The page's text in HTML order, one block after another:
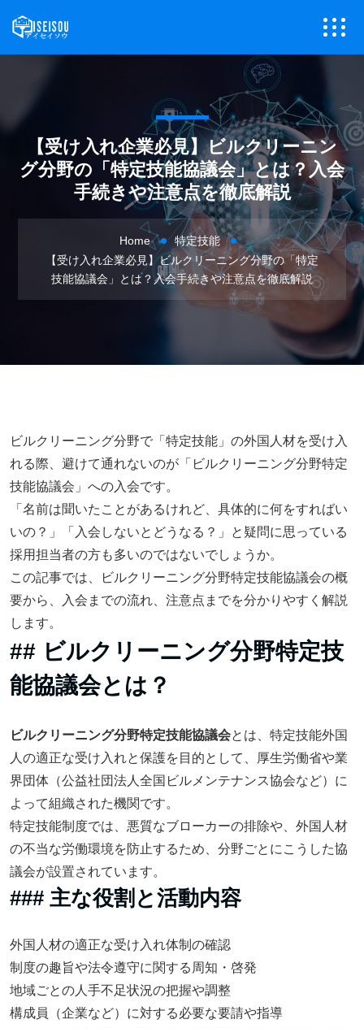
【受け入れ企業必見】ビルクリーニン
グ分野の「特定技能協議会」とは？入会
手続きや注意点を徹底解説
Home
特定技能
【受け入れ企業必見】ビルクリーニング分野の「特定
技能協議会」とは？入会手続きや注意点を徹底解説
ビルクリーニング分野で「特定技能」の外国人材を受け入
れる際、避けて通れないのが「ビルクリーニング分野特定
技能協議会」への入会です。
「名前は聞いたことがあるけれど、具体的に何をすればい
いの？」「入会しないとどうなる？」と疑問に思っている
採用担当者の方も多いのではないでしょうか。
この記事では、ビルクリーニング分野特定技能協議会の概
要から、入会までの流れ、注意点までを分かりやすく解説
します。
## ビルクリーニング分野特定技
能協議会とは？
ビルクリーニング分野特定技能協議会とは、特定技能外国
人の適正な受け入れと保護を目的として、厚生労働省や業
界団体（公益社団法人全国ビルメンテナンス協会など）に
よって組織された機関です。
特定技能制度では、悪質なブローカーの排除や、外国人材
の不当な労働環境を防止するため、分野ごとにこうした協
議会が設置されています。
### 主な役割と活動内容
外国人材の適正な受け入れ体制の確認
制度の趣旨や法令遵守に関する周知・啓発
地域ごとの人手不足状況の把握や調整
構成員（企業など）に対する必要な要請や指導